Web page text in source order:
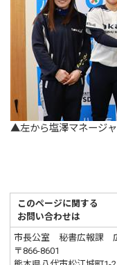
▲左から塩澤マネージ
このページに関する
お問い合わせは
市長公室 秘書広報課
〒866-8601